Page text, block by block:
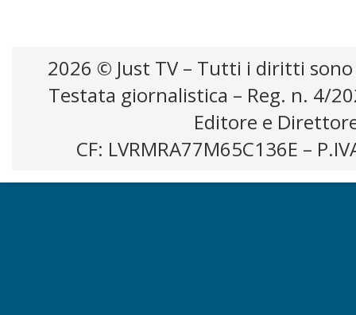
2026 © Just TV – Tutti i diritti
Testata giornalistica – Reg. n. 4/
Editore e
CF: LVRMRA77M65C136E –